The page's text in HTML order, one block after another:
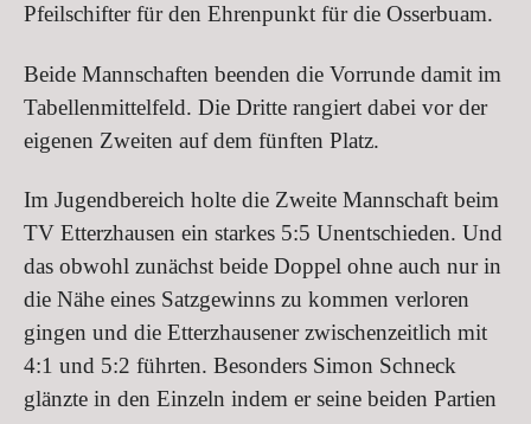
Pfeilschifter für den Ehrenpunkt für die Osserbuam.
Beide Mannschaften beenden die Vorrunde damit im
Tabellenmittelfeld. Die Dritte rangiert dabei vor der
eigenen Zweiten auf dem fünften Platz.
Im Jugendbereich holte die Zweite Mannschaft beim
TV Etterzhausen ein starkes 5:5 Unentschieden. Und
das obwohl zunächst beide Doppel ohne auch nur in
die Nähe eines Satzgewinns zu kommen verloren
gingen und die Etterzhausener zwischenzeitlich mit
4:1 und 5:2 führten. Besonders Simon Schneck
glänzte in den Einzeln indem er seine beiden Partien